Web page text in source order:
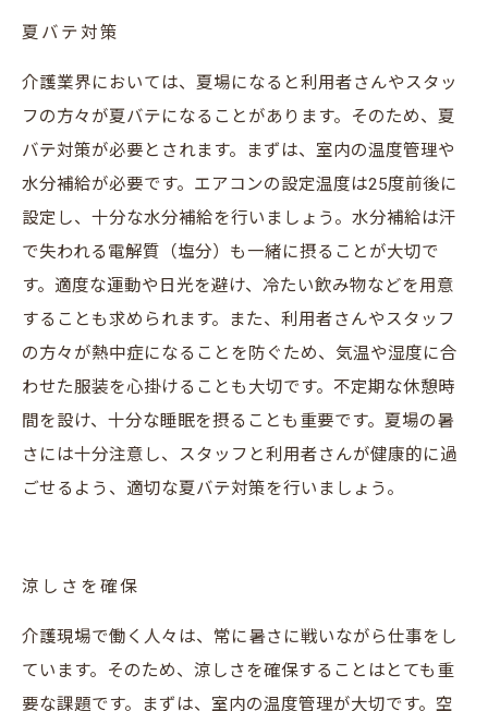
夏バテ対策
介護業界においては、夏場になると利用者さんやスタッ
フの方々が夏バテになることがあります。そのため、夏
バテ対策が必要とされます。まずは、室内の温度管理や
水分補給が必要です。エアコンの設定温度は25度前後に
設定し、十分な水分補給を行いましょう。水分補給は汗
で失われる電解質（塩分）も一緒に摂ることが大切で
す。適度な運動や日光を避け、冷たい飲み物などを用意
することも求められます。また、利用者さんやスタッフ
の方々が熱中症になることを防ぐため、気温や湿度に合
わせた服装を心掛けることも大切です。不定期な休憩時
間を設け、十分な睡眠を摂ることも重要です。夏場の暑
さには十分注意し、スタッフと利用者さんが健康的に過
ごせるよう、適切な夏バテ対策を行いましょう。
涼しさを確保
介護現場で働く人々は、常に暑さに戦いながら仕事をし
ています。そのため、涼しさを確保することはとても重
要な課題です。まずは、室内の温度管理が大切です。空